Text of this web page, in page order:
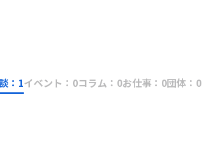
：1イベント：0コラム：0お仕事：0団体：0